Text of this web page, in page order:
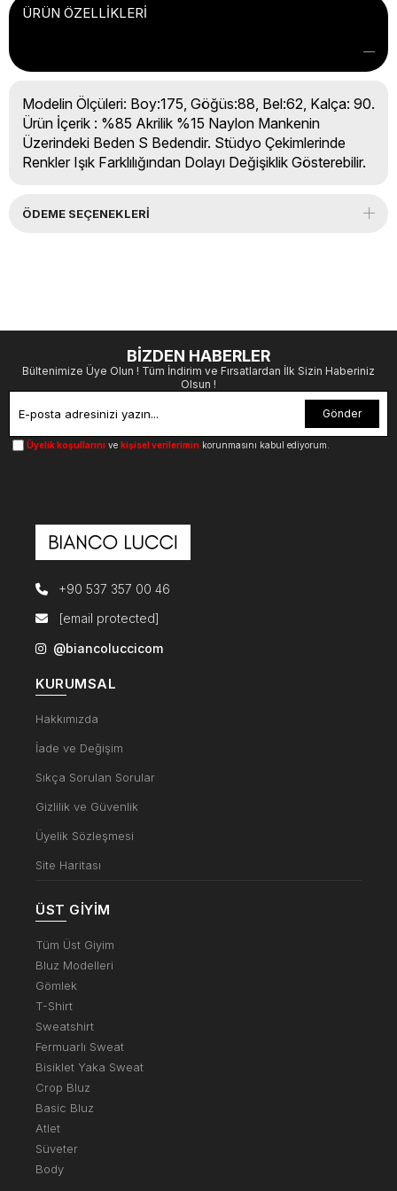
ÜRÜN ÖZELLIKLERI
Modelin Ölçüleri: Boy:175, Göğüs:88, Bel:62, Kalça: 90.
Ürün İçerik : %85 Akrilik %15 Naylon Mankenin
Üzerindeki Beden S Bedendir. Stüdyo Çekimlerinde
Renkler Işık Farklılığından Dolayı Değişiklik Gösterebilir.
ÖDEME SEÇENEKLERI
BİZDEN HABERLER
Bültenimize Üye Olun ! Tüm İndirim ve Fırsatlardan İlk Sizin Haberiniz
Olsun !
Gönder
Üyelik koşullarını ve kişisel verilerimin korunmasını kabul ediyorum.
+90 537 357 00 46
[email protected]
@biancoluccicom
KURUMSAL
Hakkımızda
İade ve Değişim
Sıkça Sorulan Sorular
Gizlilik ve Güvenlik
Üyelik Sözleşmesi
Site Haritası
ÜST GIYIM
Tüm Üst Giyim
Bluz Modelleri
Gömlek
T-Shirt
Sweatshirt
Fermuarlı Sweat
Bisiklet Yaka Sweat
Crop Bluz
Basic Bluz
Atlet
Süveter
Body